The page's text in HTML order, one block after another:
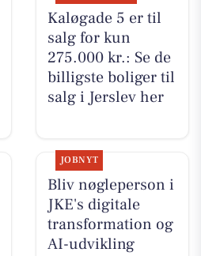
Kaløgade 5 er til
salg for kun
275.000 kr.: Se de
billigste boliger til
salg i Jerslev her
JOBNYT
Bliv nøgleperson i
JKE's digitale
transformation og
AI-udvikling